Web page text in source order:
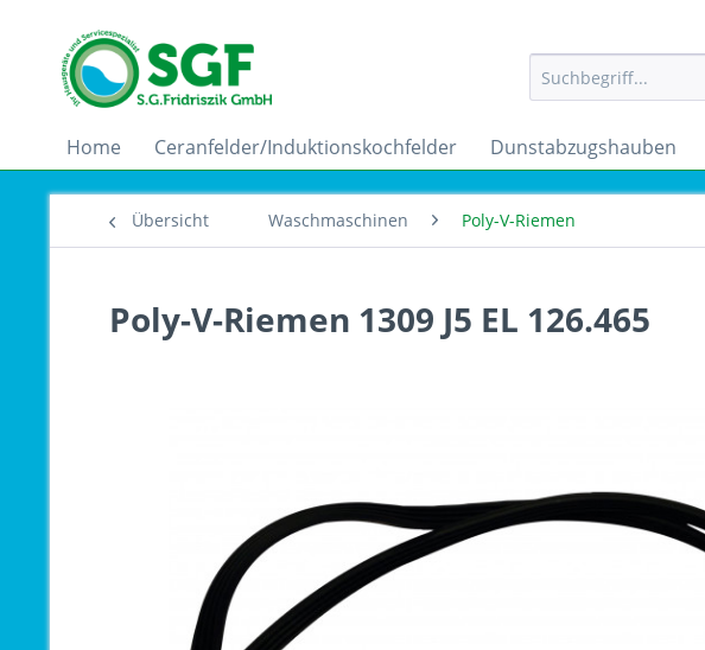
Home Ceranfelder/Induktionskochfelder Dunstabzugshauben
Übersicht Waschmaschinen Poly-V-Riemen
Poly-V-Riemen 1309 J5 EL 126.465